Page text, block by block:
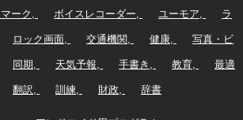
ーク ボイスレコーダー ユーモア ラ
ロック画面 交通機関 健康 写真・ビ
同期 天気予報 手書き 教育 最適
翻訳 訓練 財政 辞書